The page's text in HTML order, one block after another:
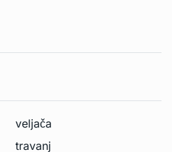
veljača
travanj